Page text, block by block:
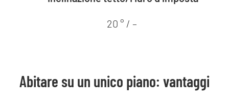
20 ° / –
Abitare su un unico piano: vantaggi